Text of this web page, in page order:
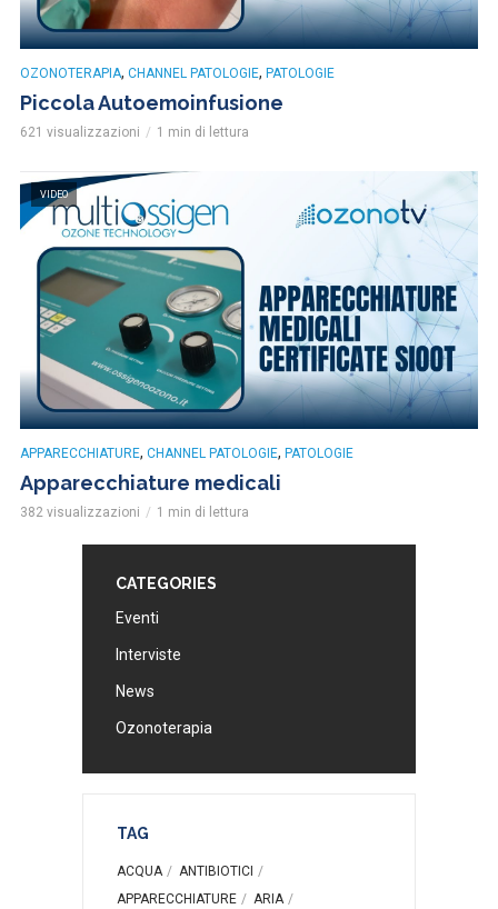
OZONOTERAPIA, CHANNEL PATOLOGIE, PATOLOGIE
Piccola Autoemoinfusione
621 visualizzazioni 1 min di lettura
VIDEO
APPARECCHIATURE, CHANNEL PATOLOGIE, PATOLOGIE
Apparecchiature medicali
382 visualizzazioni 1 min di lettura
CATEGORIES
Eventi
Interviste
News
Ozonoterapia
TAG
ACQUA
ANTIBIOTICI
APPARECCHIATURE
ARIA